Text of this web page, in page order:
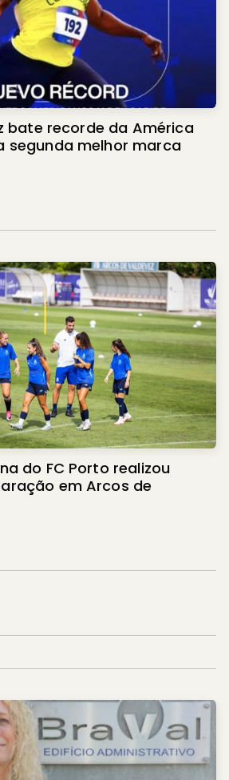
bate recorde da América
segunda melhor marca
do FC Porto realizou
em Arcos de